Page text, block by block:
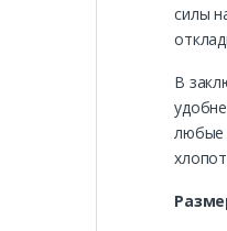
силы
В
любые